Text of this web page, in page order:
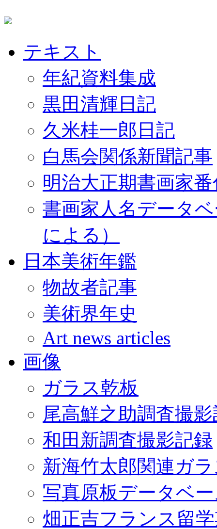
テキスト
年紀資料集成
黒田清輝日記
久米桂一郎日記
白馬会関係新聞記事
明治大正期書画家
書画家人名データ
による）
日本美術年鑑
物故者記事
美術界年史
Art news articles
画像
ガラス乾板
尾高鮮之助調査撮
和田新調査撮影記録
新海竹太郎関連ガ
写真原板データベ
畑正吉フランス留